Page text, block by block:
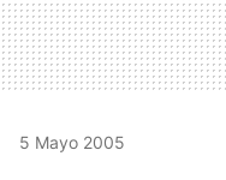
5 Mayo 2005